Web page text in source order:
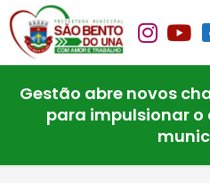
Gestão abre novos
para impulsionar